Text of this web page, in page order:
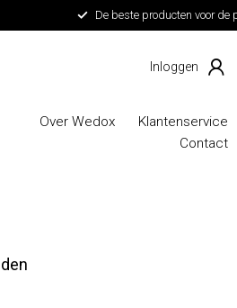
De beste producten voor de
Klantenservice
Over Wedox
Contact